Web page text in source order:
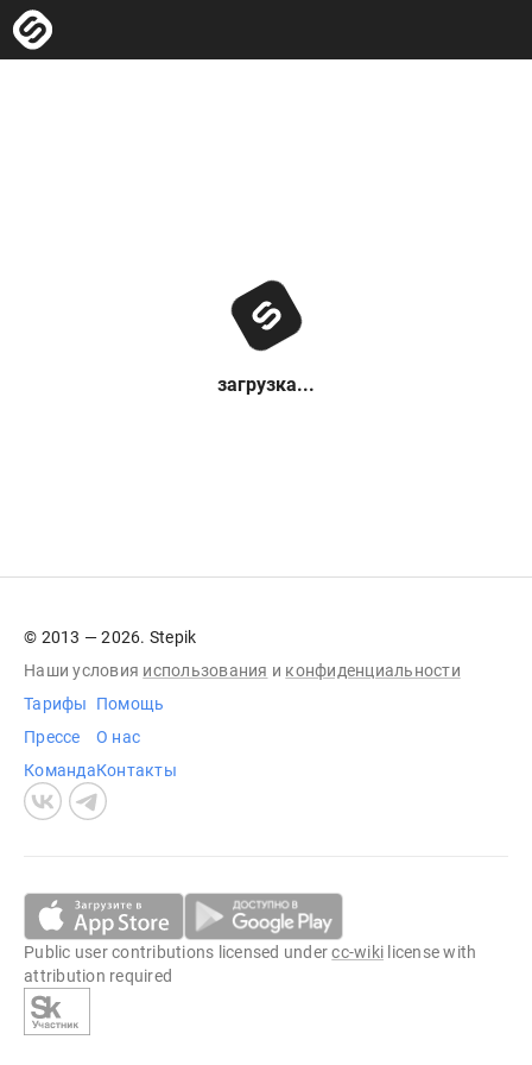
загрузка...
© 2013 — 2026. Stepik
Наши условия использования и конфиденциальности
Тарифы
Прессе
Команда
Помощь
О нас
Контакты
Public user contributions licensed undercc-wiki license with
attribution required